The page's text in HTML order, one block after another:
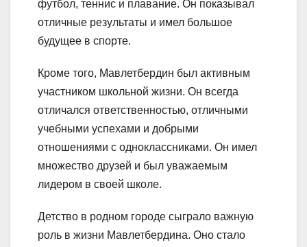
футбол, теннис и плавание. Он показывал
отличные результаты и имел большое
будущее в спорте.
Кроме того, Мавлетбердин был активным
участником школьной жизни. Он всегда
отличался ответственностью, отличными
учебными успехами и добрыми
отношениями с одноклассниками. Он имел
множество друзей и был уважаемым
лидером в своей школе.
Детство в родном городе сыграло важную
роль в жизни Мавлетбердина. Оно стало